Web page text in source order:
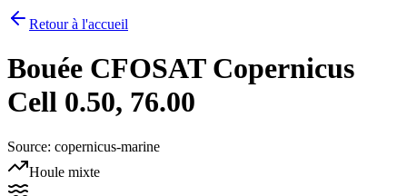
Retour à l'accueil
Bouée CFOSAT Copernicus
Cell 0.50, 76.00
Source: copernicus-marine
Houle mixte